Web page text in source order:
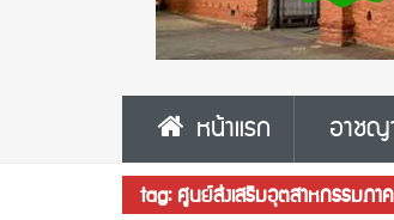
หน้าแรก อาชญ
tag: ศูนย์ส่งเสริมอุตสาหกรรมภา